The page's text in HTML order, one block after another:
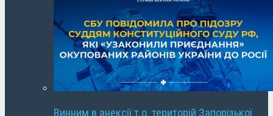
Винним в анексії т.о. територій Запорізької